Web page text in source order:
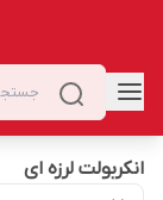
انکربولت لرزه ای